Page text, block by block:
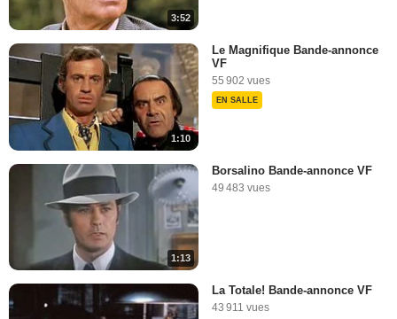
3:52
1:10
Le Magnifique Bande-annonce
VF
55 902 vues
EN SALLE
1:13
Borsalino Bande-annonce VF
49 483 vues
La Totale! Bande-annonce VF
43 911 vues